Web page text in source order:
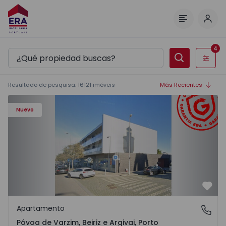
Filtros
4
Resultado de pesquisa: 16121 imóveis Más Recientes
Nuevo
Apartamento T3 Póvoa de Varzim, Póvoa de Varzim,
Póvoa de Varzim, Beiriz e Argivai, Porto
Apartamento
Póvoa de Varzim, Beiriz e Argivai, Porto